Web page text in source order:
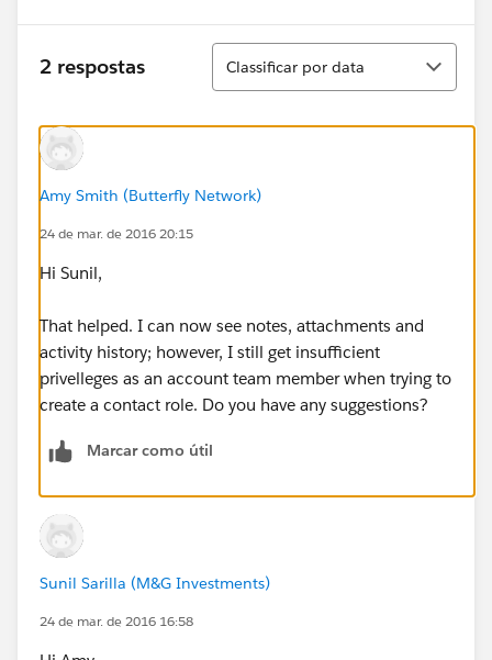
2 respostas
Classificar
Classificar por data
Amy Smith (Butterfly Network)
24 de mar. de 2016 20:15
Hi Sunil,
That helped. I can now see notes, attachments and
activity history; however, I still get insufficient
privelleges as an account team member when trying to
create a contact role. Do you have any suggestions?
Marcar como útil
Sunil Sarilla (M&G Investments)
24 de mar. de 2016 16:58